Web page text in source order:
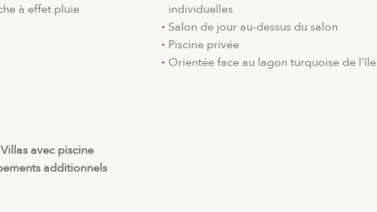
à effet pluie
avec piscine
additionnels
individuelles
Salon de jour au-dessus du salon
Piscine privée
Orientée face au lagon turquoise de l'île